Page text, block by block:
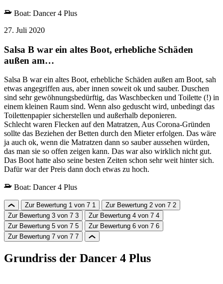
Boat: Dancer 4 Plus
27. Juli 2020
Salsa B war ein altes Boot, erhebliche Schäden
außen am…
Salsa B war ein altes Boot, erhebliche Schäden außen am Boot, sah
etwas angegriffen aus, aber innen soweit ok und sauber. Duschen
sind sehr gewöhnungsbedürftig, das Waschbecken und Toilette (!) in
einem kleinen Raum sind. Wenn also geduscht wird, unbedingt das
Toilettenpapier sicherstellen und außerhalb deponieren.
Schlecht waren Flecken auf den Matratzen, Aus Corona-Gründen
sollte das Beziehen der Betten durch den Mieter erfolgen. Das wäre
ja auch ok, wenn die Matratzen dann so sauber aussehen würden,
das man sie so offen zeigen kann. Das war also wirklich nicht gut.
Das Boot hatte also seine besten Zeiten schon sehr weit hinter sich.
Dafür war der Preis dann doch etwas zu hoch.
Boat: Dancer 4 Plus
Zur Bewertung 1 von 7 1 Zur Bewertung 2 von 7 2
Zur Bewertung 3 von 7 3 Zur Bewertung 4 von 7 4
Zur Bewertung 5 von 7 5 Zur Bewertung 6 von 7 6
Zur Bewertung 7 von 7 7
Grundriss der Dancer 4 Plus